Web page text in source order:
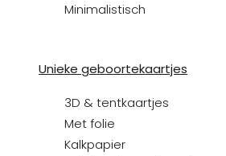
Minimalistisch
Unieke geboortekaartjes
3D & tentkaartjes
Met folie
Kalkpapier